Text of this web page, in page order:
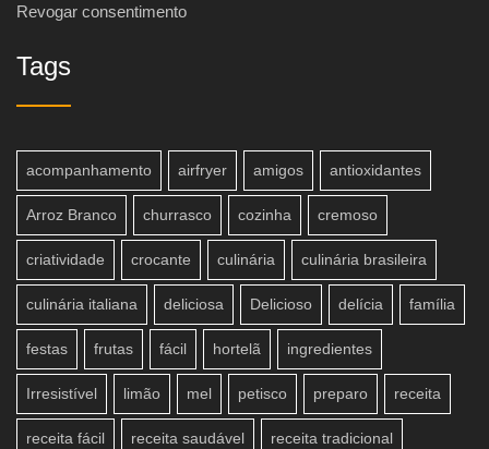
Revogar consentimento
Tags
acompanhamento airfryer amigos antioxidantes
Arroz Branco churrasco cozinha cremoso
criatividade crocante culinária culinária brasileira
culinária italiana deliciosa Delicioso delícia família
festas frutas fácil hortelã ingredientes
Irresistível limão mel petisco preparo receita
receita fácil receita saudável receita tradicional